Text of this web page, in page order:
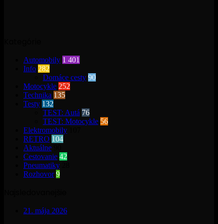
Automobily 1 401
Info 282
Domáce cesty 90
Motocykle 252
Technika 135
Testy 132
TEST: Autá 76
TEST: Motocykle 56
Elektromobily
RETRO 104
Aktuálne
Cestovanie 42
Pneumatiky
Rozhovor 9
21. mája 2026